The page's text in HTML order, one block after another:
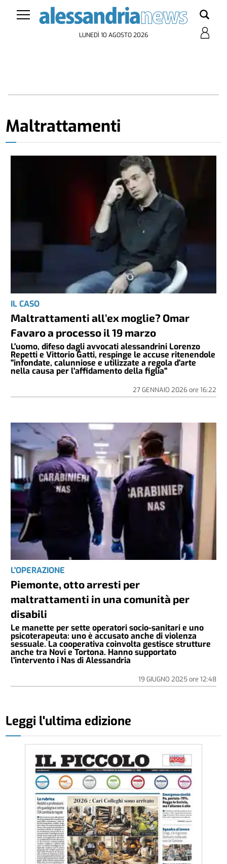
LUNEDÌ 10 AGOSTO 2026
Maltrattamenti
IL CASO
Maltrattamenti all’ex moglie? Omar
Favaro a processo il 19 marzo
L'uomo, difeso dagli avvocati alessandrini Lorenzo
Repetti e Vittorio Gatti, respinge le accuse ritenendole
"infondate, calunniose e utilizzate a regola d'arte
nella causa per l'affidamento della figlia"
27 GENNAIO 2026ore 16:22
L'OPERAZIONE
Piemonte, otto arresti per
maltrattamenti in una comunità per
disabili
Le manette per sette operatori socio-sanitari e uno
psicoterapeuta: uno è accusato anche di violenza
sessuale. La cooperativa coinvolta gestisce strutture
anche tra Novi e Tortona. Hanno supportato
l'intervento i Nas di Alessandria
19 GIUGNO 2025ore 12:48
Leggi l'ultima edizione